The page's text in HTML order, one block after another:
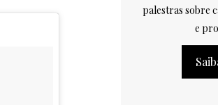
palestras sobre
e